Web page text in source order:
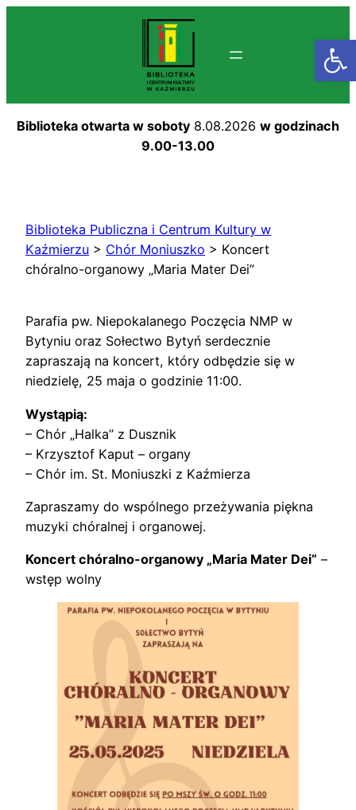
Biblioteka otwarta w soboty 8.08.2026 w godzinach
9.00-13.00
Biblioteka Publiczna i Centrum Kultury w
Kaźmierzu > Chór Moniuszko > Koncert
chóralno-organowy „Maria Mater Dei”
Parafia pw. Niepokalanego Poczęcia NMP w
Bytyniu oraz Sołectwo Bytyń serdecznie
zapraszają na koncert, który odbędzie się w
niedzielę, 25 maja o godzinie 11:00.
Wystąpią:
– Chór „Halka” z Dusznik
– Krzysztof Kaput – organy
– Chór im. St. Moniuszki z Kaźmierza
Zapraszamy do wspólnego przeżywania piękna
muzyki chóralnej i organowej.
Koncert chóralno-organowy „Maria Mater Dei” –
wstęp wolny